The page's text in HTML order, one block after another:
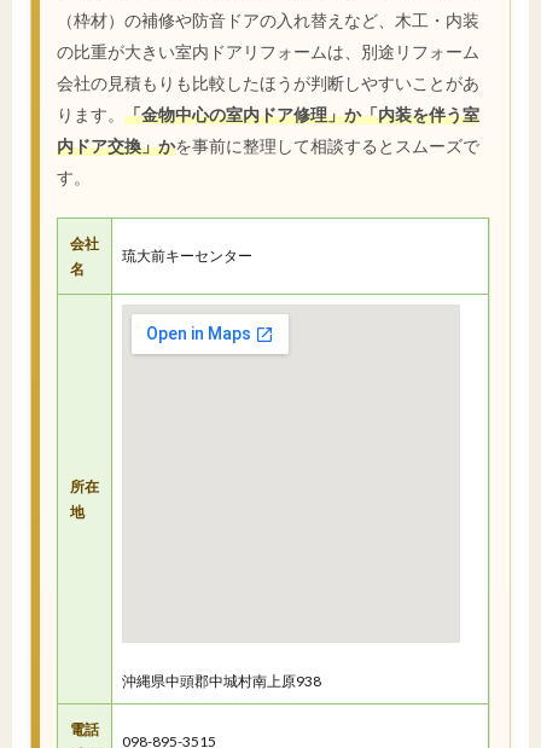
（枠材）の補修や防音ドアの入れ替えなど、木工・内装
の比重が大きい室内ドアリフォームは、別途リフォーム
会社の見積もりも比較したほうが判断しやすいことがあ
ります。 「金物中心の室内ドア修理」か「内装を伴う室
内ドア交換」かを事前に整理して相談するとスムーズで
す。
会社
名
琉大前キーセンター
所在
地
沖縄県中頭郡中城村南上原938
電話
098-895-3515